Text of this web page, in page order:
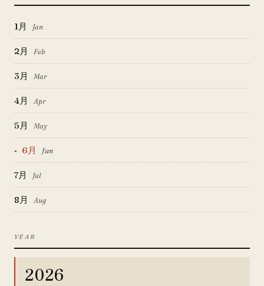
1月 Jan
2月 Feb
3月 Mar
4月 Apr
5月 May
6月 Jun
7月 Jul
8月 Aug
YEAR
2026